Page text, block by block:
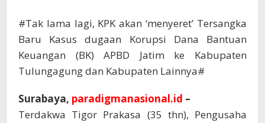
#Tak lama lagi, KPK akan ‘menyeret’ Tersangka
Baru Kasus dugaan Korupsi Dana Bantuan
Keuangan (BK) APBD Jatim ke Kabupaten
Tulungagung dan Kabupaten Lainnya#
Surabaya, paradigmanasional.id –
Terdakwa Tigor Prakasa (35 thn), Pengusaha